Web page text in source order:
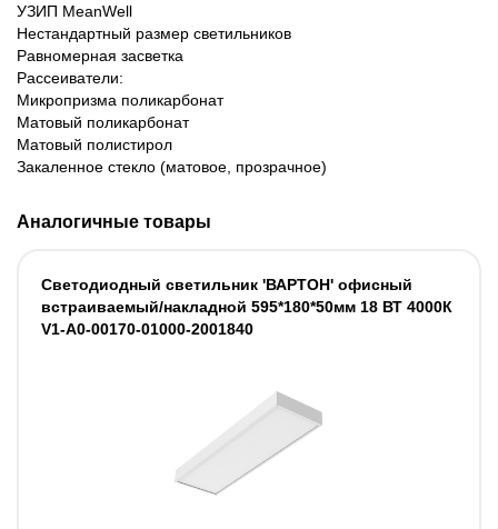
УЗИП MeanWell
Нестандартный размер светильников
Равномерная засветка
Рассеиватели:
Микропризма поликарбонат
Матовый поликарбонат
Матовый полистирол
Закаленное стекло (матовое, прозрачное)
Аналогичные товары
Светодиодный светильник 'ВАРТОН' офисный
встраиваемый/накладной 595*180*50мм 18 ВТ 4000К
V1-A0-00170-01000-2001840